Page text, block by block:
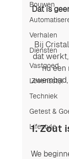
Bouwen
Verhalen
Diensten
Vastgoed
Levensstijl
Techniek
Getest &
Lifestyle
Dat is
Bij
dat
nu een
1. Zout
We